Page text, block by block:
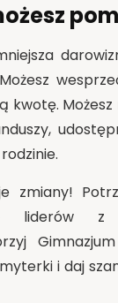
kwotę.
zmiany!
liderów z
i daj